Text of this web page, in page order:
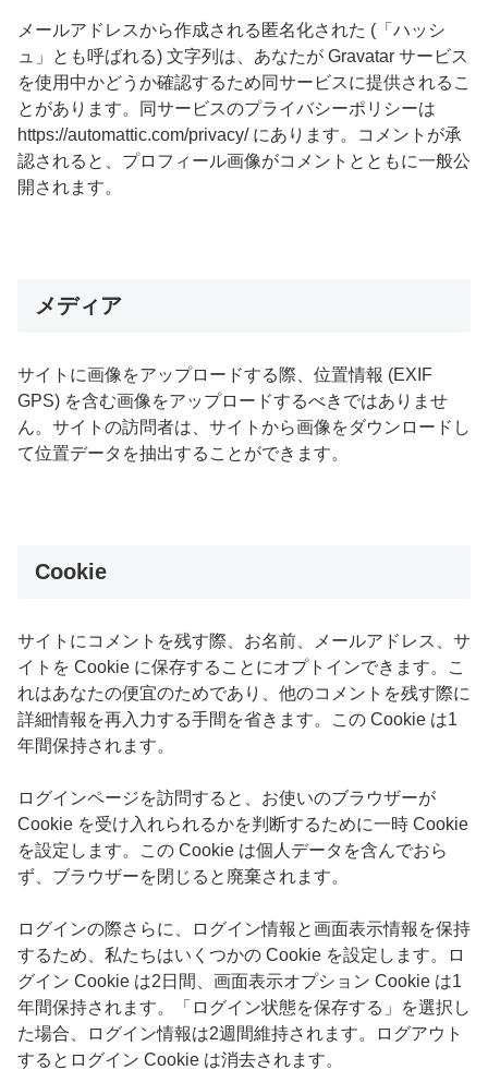
メールアドレスから作成される匿名化された (「ハッシ
ュ」とも呼ばれる) 文字列は、あなたが Gravatar サービス
を使用中かどうか確認するため同サービスに提供されるこ
とがあります。同サービスのプライバシーポリシーは
https://automattic.com/privacy/ にあります。コメントが承
認されると、プロフィール画像がコメントとともに一般公
開されます。
メディア
サイトに画像をアップロードする際、位置情報 (EXIF
GPS) を含む画像をアップロードするべきではありませ
ん。サイトの訪問者は、サイトから画像をダウンロードし
て位置データを抽出することができます。
Cookie
サイトにコメントを残す際、お名前、メールアドレス、サ
イトを Cookie に保存することにオプトインできます。こ
れはあなたの便宜のためであり、他のコメントを残す際に
詳細情報を再入力する手間を省きます。この Cookie は1
年間保持されます。
ログインページを訪問すると、お使いのブラウザーが
Cookie を受け入れられるかを判断するために一時 Cookie
を設定します。この Cookie は個人データを含んでおら
ず、ブラウザーを閉じると廃棄されます。
ログインの際さらに、ログイン情報と画面表示情報を保持
するため、私たちはいくつかの Cookie を設定します。ロ
グイン Cookie は2日間、画面表示オプション Cookie は1
年間保持されます。「ログイン状態を保存する」を選択し
た場合、ログイン情報は2週間維持されます。ログアウト
するとログイン Cookie は消去されます。